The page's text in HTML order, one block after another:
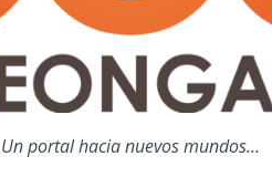
Un portal hacia nuevos mundos…